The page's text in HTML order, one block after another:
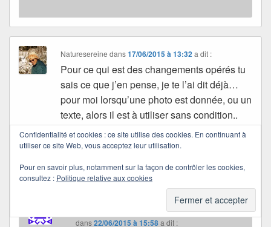
Naturesereine dans17/06/2015 à 13:32 a dit :
Pour ce qui est des changements opérés tu
sais ce que j’en pense, je te l’ai dit déjà…
pour moi lorsqu’une photo est donnée, ou un
texte, alors il est à utiliser sans condition..
pour la cause commune donnée. Gros
bisous et chapeau bravo pour tout ce travail
vous tout cela n’aurait pu aboutir !
dans22/06/2015 à 15:58a dit :
Confidentialité et cookies : ce site utilise des cookies. En continuant à
utiliser ce site Web, vous acceptez leur utilisation.
Pour en savoir plus, notamment sur la façon de contrôler les cookies,
consultez : Politique relative aux cookies